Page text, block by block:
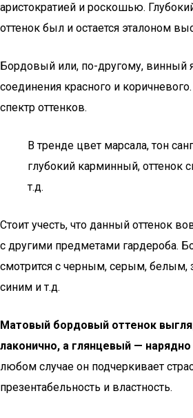
аристократией и роскошью.
оттенок был и остается эталоном
Бордовый или, по-другому, винный
соединения красного и
спектр оттенков.
В тренде цвет марсала, тон
глубокий карминный, оттенок
т.д.
Стоит учесть, что данный оттенок
с другими предметами гардероба.
смотрится с черным, серым,
синим и т.д.
Матовый бордовый оттенок
лаконично, а глянцевый —
любом случае он подчеркивает
презентабельность и властность.